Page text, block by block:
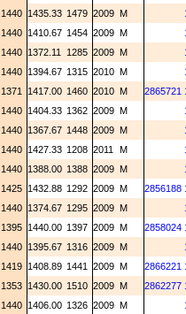
1440 1435.33 1479 2009 M
1440 1410.67 1454 2009 M
1440 1372.11 1285 2009 M
1440 1394.67 1315 2010 M
1371 1417.00 1460 2010 M 2865721
1440 1404.33 1362 2009 M
1440 1367.67 1448 2009 M
1440 1427.33 1208 2011 M
1440 1388.00 1388 2009 M
1425 1432.88 1292 2009 M 2856188
1440 1374.67 1295 2009 M
1395 1440.00 1397 2009 M 2858024
1440 1395.67 1316 2009 M
1419 1408.89 1441 2009 M 2866221
1353 1430.00 1510 2009 M 2862277
1440 1406.00 1326 2009 M